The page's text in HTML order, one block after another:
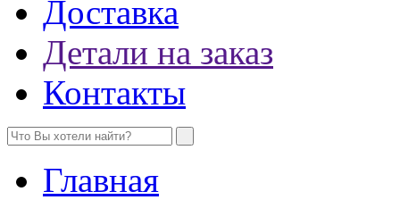
Доставка
Детали на заказ
Контакты
Главная